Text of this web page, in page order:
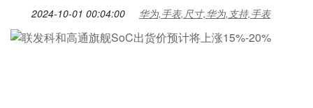
2024-10-01 00:04:00 华为,手表,尺寸,华为,支持,手表